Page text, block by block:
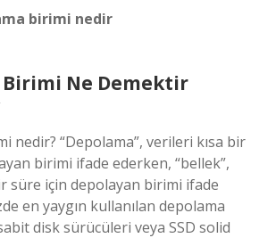
birimi nedir
Birimi Ne Demektir
nedir? “Depolama”, verileri kısa bir
birimi ifade ederken, “bellek”,
süre için depolayan birimi ifade
en yaygın kullanılan depolama
disk sürücüleri veya SSD solid